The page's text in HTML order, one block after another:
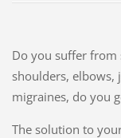
Do you suffer from
shoulders,
migraines, do you
The solution to